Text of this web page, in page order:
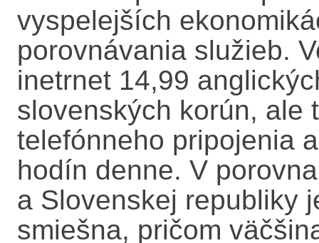
vyspelejších
porovnávania služieb.
inetrnet 14,99
slovenských korún, ale
telefónneho pripojenia
hodín denne. V
a Slovenskej republiky
smiešna, pričom